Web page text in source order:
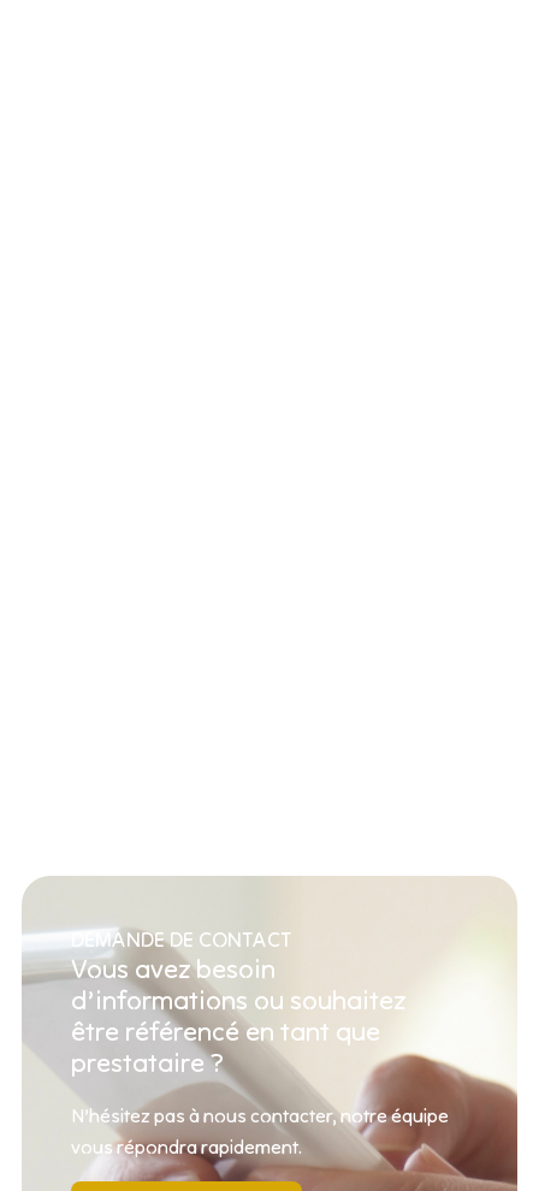
DEMANDE DE CONTACT
Vous avez besoin
d’informations ou souhaitez
être référencé en tant que
prestataire ?
N’hésitez pas à nous contacter, notre équipe
vous répondra rapidement.